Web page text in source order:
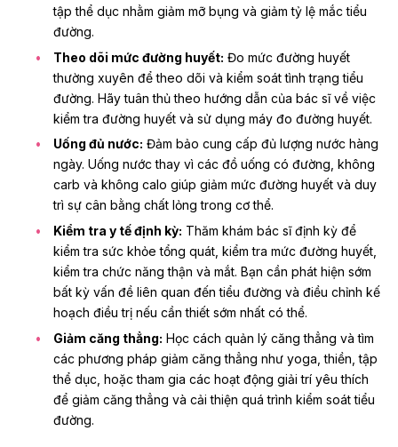
tập thể dục nhằm giảm mỡ bụng và giảm tỷ lệ mắc tiểu
đường.
Theo dõi mức đường huyết: Đo mức đường huyết
thường xuyên để theo dõi và kiểm soát tình trạng tiểu
đường. Hãy tuân thủ theo hướng dẫn của bác sĩ về việc
kiểm tra đường huyết và sử dụng máy đo đường huyết.
Uống đủ nước: Đảm bảo cung cấp đủ lượng nước hàng
ngày. Uống nước thay vì các đồ uống có đường, không
carb và không calo giúp giảm mức đường huyết và duy
trì sự cân bằng chất lỏng trong cơ thể.
Kiểm tra y tế định kỳ: Thăm khám bác sĩ định kỳ để
kiểm tra sức khỏe tổng quát, kiểm tra mức đường huyết,
kiểm tra chức năng thận và mắt. Bạn cần phát hiện sớm
bất kỳ vấn đề liên quan đến tiểu đường và điều chỉnh kế
hoạch điều trị nếu cần thiết sớm nhất có thể.
Giảm căng thẳng: Học cách quản lý căng thẳng và tìm
các phương pháp giảm căng thẳng như yoga, thiền, tập
thể dục, hoặc tham gia các hoạt động giải trí yêu thích
để giảm căng thẳng và cải thiện quá trình kiểm soát tiểu
đường.